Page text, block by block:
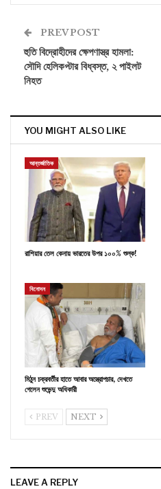
PREV POST
হুতি বিদ্রোহীদের ক্ষেপণাস্ত্র হামলা:
সৌদি হেলিকপ্টার বিধ্বস্ত, ২ পাইলট
নিহত
YOU MIGHT ALSO LIKE
আন্তর্জাতিক
রাশিয়ার তেল কেনায় ভারতের উপর ১০০% শুল্ক!
বিনোদন
মিঠুন চক্রবর্তীর হাতে আবার অস্ত্রোপচার, দেখতে
গেলেন শুভেন্দু অধিকারী
PREV NEXT
LEAVE A REPLY